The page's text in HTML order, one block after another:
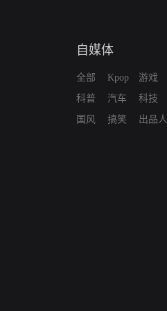
自媒体
全部
科普
国风
Kpop
汽车
搞笑
游戏
科技
出品人